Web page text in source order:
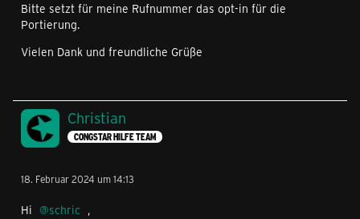
Bitte setzt für meine Rufnummer das opt-in für die
Portierung.
Vielen Dank und freundliche Grüße
Christian
CONGSTAR HILFE TEAM
18. Februar 2024 um 14:13
Hi schric ,